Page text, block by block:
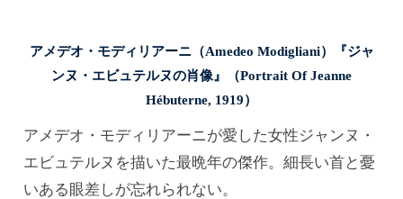
アメデオ・モディリアーニ（Amedeo Modigliani）『ジャ
ンヌ・エビュテルヌの肖像』（Portrait Of Jeanne
Hébuterne, 1919）
アメデオ・モディリアーニが愛した女性ジャンヌ・
エビュテルヌを描いた最晩年の傑作。細長い首と憂
いある眼差しが忘れられない。